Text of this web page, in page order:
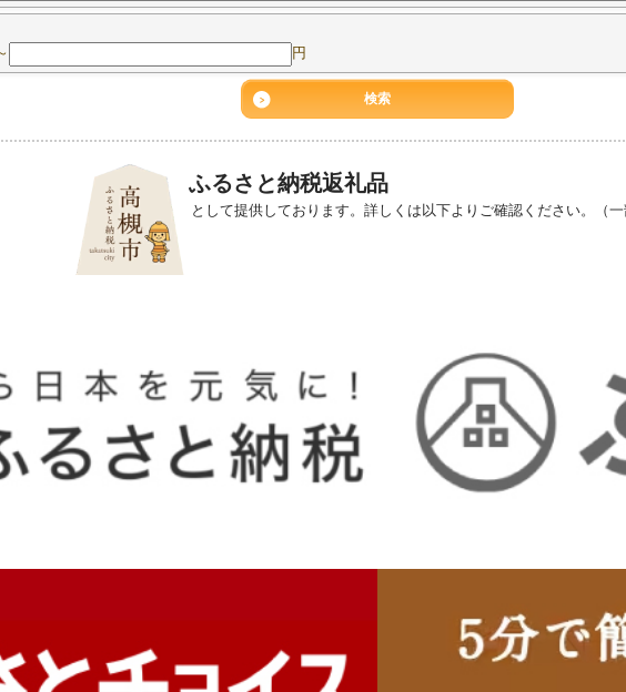
円
ふるさと納税返礼品
として提供しております。詳しくは以下よりご確認ください。（